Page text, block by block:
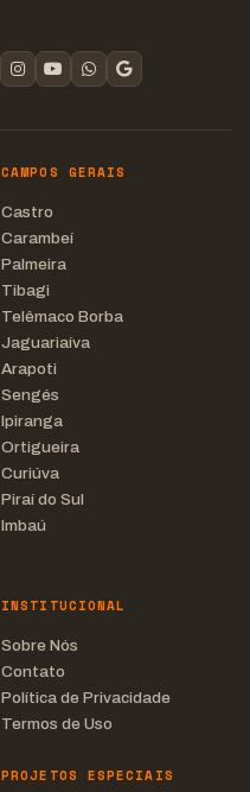
CAMPOS GERAIS
Castro
Carambeí
Palmeira
Tibagi
Telêmaco Borba
Jaguariaíva
Arapoti
Sengés
Ipiranga
Ortigueira
Curiúva
Piraí do Sul
Imbaú
INSTITUCIONAL
Sobre Nós
Contato
Política de Privacidade
Termos de Uso
PROJETOS ESPECIAIS